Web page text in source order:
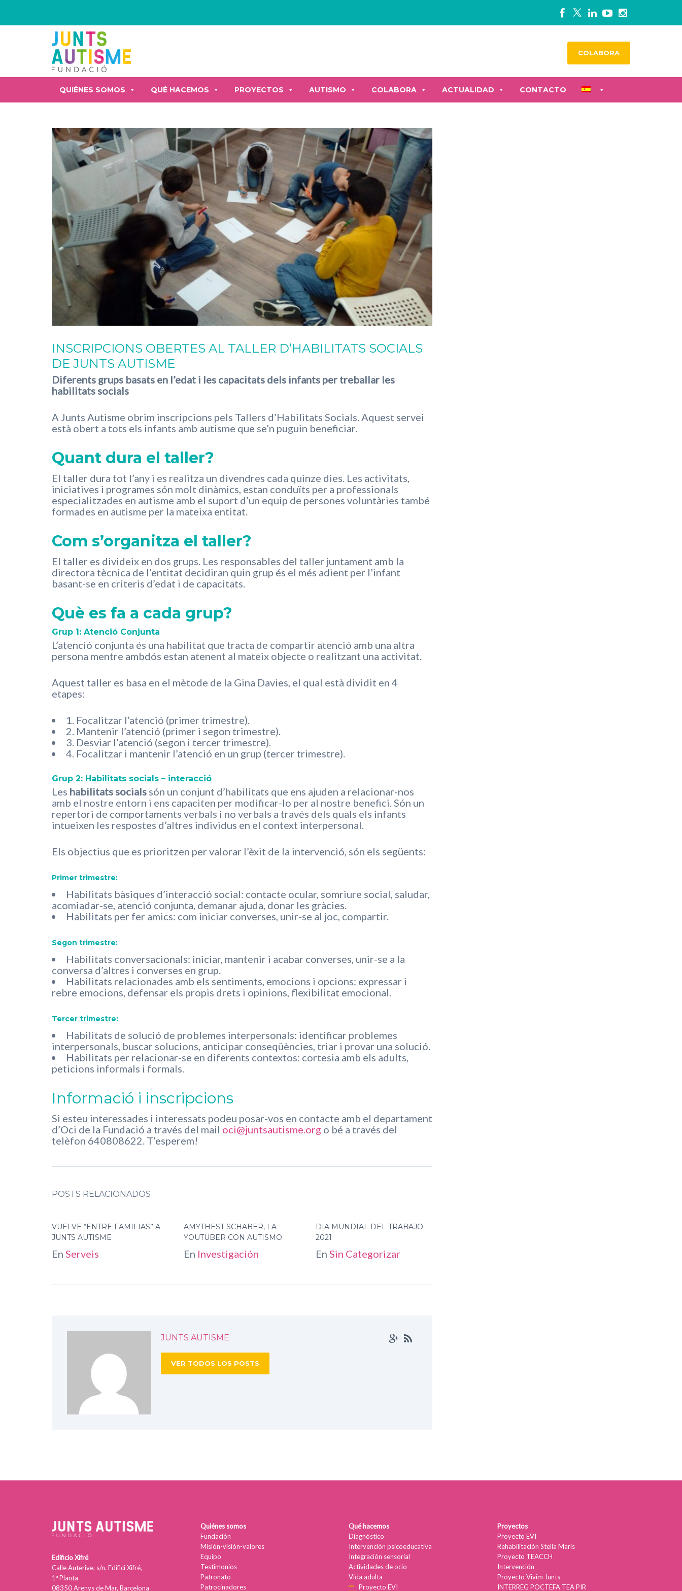
COLABORA
QUIÉNES SOMOS QUÉ HACEMOS PROYECTOS AUTISMO COLABORA ACTUALIDAD CONTACTO
INSCRIPCIONS OBERTES AL TALLER D’HABILITATS SOCIALS
DE JUNTS AUTISME
Diferents grups basats en l’edat i les capacitats dels infants per treballar les
habilitats socials
A Junts Autisme obrim inscripcions pels Tallers d’Habilitats Socials. Aquest servei
està obert a tots els infants amb autisme que se’n puguin beneficiar.
Quant dura el taller?
El taller dura tot l’any i es realitza un divendres cada quinze dies. Les activitats,
iniciatives i programes són molt dinàmics, estan conduïts per a professionals
especialitzades en autisme amb el suport d’un equip de persones voluntàries també
formades en autisme per la mateixa entitat.
Com s’organitza el taller?
El taller es divideix en dos grups. Les responsables del taller juntament amb la
directora tècnica de l’entitat decidiran quin grup és el més adient per l’infant
basant-se en criteris d’edat i de capacitats.
Què es fa a cada grup?
Grup 1: Atenció Conjunta
L’atenció conjunta és una habilitat que tracta de compartir atenció amb una altra
persona mentre ambdós estan atenent al mateix objecte o realitzant una activitat.
Aquest taller es basa en el mètode de la Gina Davies, el qual està dividit en 4
etapes:
1. Focalitzar l’atenció (primer trimestre).
2. Mantenir l’atenció (primer i segon trimestre).
3. Desviar l’atenció (segon i tercer trimestre).
4. Focalitzar i mantenir l’atenció en un grup (tercer trimestre).
Grup 2: Habilitats socials – interacció
Les habilitats socials són un conjunt d’habilitats que ens ajuden a relacionar-nos
amb el nostre entorn i ens capaciten per modificar-lo per al nostre benefici. Són un
repertori de comportaments verbals i no verbals a través dels quals els infants
intueixen les respostes d’altres individus en el context interpersonal.
Els objectius que es prioritzen per valorar l’èxit de la intervenció, són els següents:
Primer trimestre:
Habilitats bàsiques d’interacció social: contacte ocular, somriure social, saludar,
acomiadar-se, atenció conjunta, demanar ajuda, donar les gràcies.
Habilitats per fer amics: com iniciar converses, unir-se al joc, compartir.
Segon trimestre:
Habilitats conversacionals: iniciar, mantenir i acabar converses, unir-se a la
conversa d’altres i converses en grup.
Habilitats relacionades amb els sentiments, emocions i opcions: expressar i
rebre emocions, defensar els propis drets i opinions, flexibilitat emocional.
Tercer trimestre:
Habilitats de solució de problemes interpersonals: identificar problemes
interpersonals, buscar solucions, anticipar conseqüències, triar i provar una solució.
Habilitats per relacionar-se en diferents contextos: cortesia amb els adults,
peticions informals i formals.
Informació i inscripcions
Si esteu interessades i interessats podeu posar-vos en contacte amb el departament
d’Oci de la Fundació a través del mail oci@juntsautisme.org o bé a través del
telèfon 640808622. T’esperem!
POSTS RELACIONADOS
VUELVE “ENTRE FAMILIAS” A
JUNTS AUTISME
En Serveis
AMYTHEST SCHABER, LA
YOUTUBER CON AUTISMO
En Investigación
DIA MUNDIAL DEL TRABAJO
2021
En Sin Categorizar
JUNTS AUTISME
VER TODOS LOS POSTS
Edificio Xifré
Calle Auterive, s/n. Edifici Xifré,
1ª Planta
08350 Arenys de Mar, Barcelona
Quiénes somos
Fundación
Misión-visión-valores
Equipo
Testimonios
Patronato
Patrocinadores
Qué hacemos
Diagnóstico
Intervención psicoeducativa
Integración sensorial
Actividades de ocio
Vida adulta
Proyecto EVI
Proyectos
Proyecto EVI
Rehabilitación Stella Maris
Proyecto TEACCH
Intervención
Proyecto Vivim Junts
INTERREG POCTEFA TEA PIR